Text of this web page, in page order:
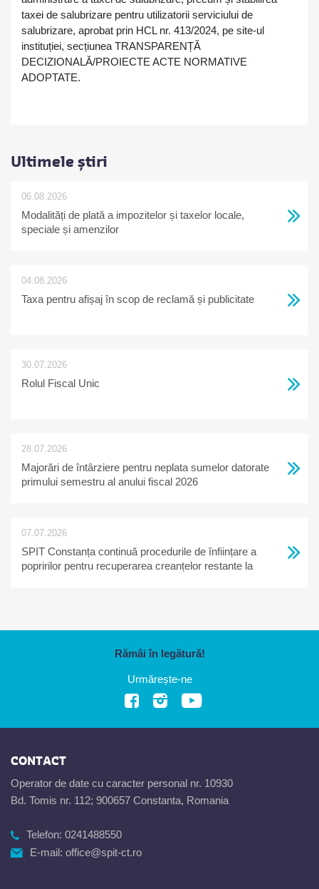
taxei de salubrizare pentru utilizatorii serviciului de
salubrizare, aprobat prin HCL nr. 413/2024, pe site-ul
instituției, secțiunea TRANSPARENȚĂ
DECIZIONALĂ/PROIECTE ACTE NORMATIVE
ADOPTATE.
Ultimele știri
06.08.2026
Modalități de plată a impozitelor și taxelor locale,
speciale și amenzilor
04.08.2026
Taxa pentru afișaj în scop de reclamă și publicitate
30.07.2026
Rolul Fiscal Unic
28.07.2026
Majorări de întârziere pentru neplata sumelor datorate
primului semestru al anului fiscal 2026
07.07.2026
SPIT Constanța continuă procedurile de înființare a
popririlor pentru recuperarea creanțelor restante la
Rămâi în legătură!
Urmărește-ne
CONTACT
Operator de date cu caracter personal nr. 10930
Bd. Tomis nr. 112; 900657 Constanta, Romania
Telefon: 0241488550
E-mail: office@spit-ct.ro